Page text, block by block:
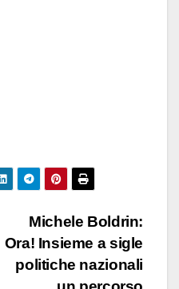
Michele Boldrin:
Ora! Insieme a sigle
politiche nazionali